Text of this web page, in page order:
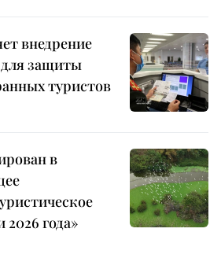
внедрение
защиты
туристов
в
года»